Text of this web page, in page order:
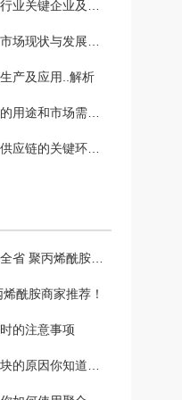
河南聚合氯化铝行业关键企业及竞争格局调查
河南聚合氯化铝市场现状与发展趋势分析
产及应用..解析
河南聚合氯化铝的用途和市场需求分析
河南聚合氯化铝供应链的关键环节和市场前景
价格实惠，河南全省 聚丙烯酰胺批发商
酰胺商家推荐！
的注意事项
聚合氯化铝使结块的原因你知道吗？